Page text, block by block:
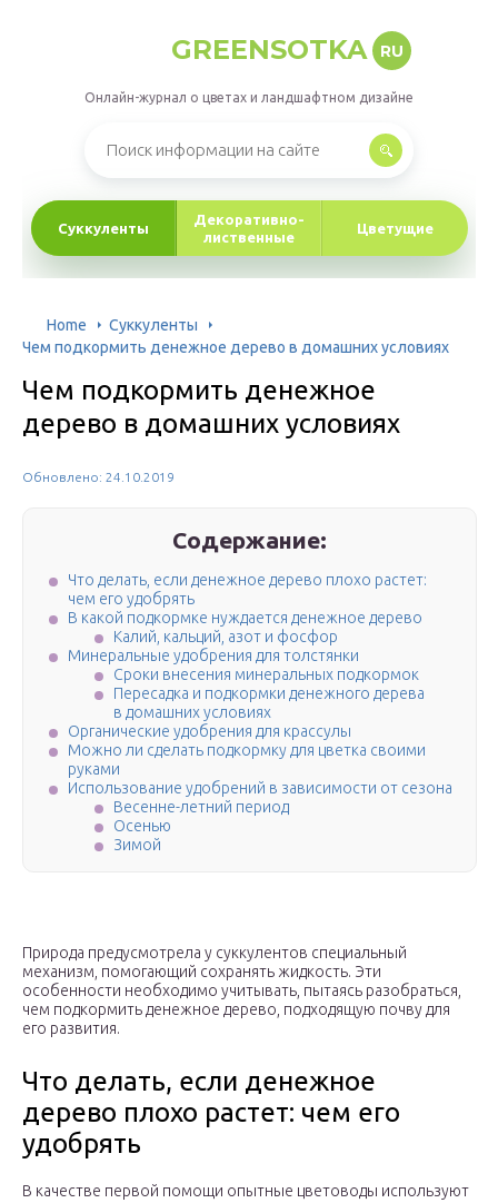
GREENSOTKA RU
Онлайн-журнал о цветах и ландшафтном дизайне
Суккуленты
Декоративно-
лиственные
Цветущие
Home
Суккуленты
Чем подкормить денежное дерево в домашних условиях
Чем подкормить денежное
дерево в домашних условиях
Обновлено: 24.10.2019
Содержание:
Что делать, если денежное дерево плохо растет:
чем его удобрять
В какой подкормке нуждается денежное дерево
Калий, кальций, азот и фосфор
Минеральные удобрения для толстянки
Сроки внесения минеральных подкормок
Пересадка и подкормки денежного дерева
в домашних условиях
Органические удобрения для крассулы
Можно ли сделать подкормку для цветка своими
руками
Использование удобрений в зависимости от сезона
Весенне-летний период
Осенью
Зимой
Природа предусмотрела у суккулентов специальный
механизм, помогающий сохранять жидкость. Эти
особенности необходимо учитывать, пытаясь разобраться,
чем подкормить денежное дерево, подходящую почву для
его развития.
Что делать, если денежное
дерево плохо растет: чем его
удобрять
В качестве первой помощи опытные цветоводы используют